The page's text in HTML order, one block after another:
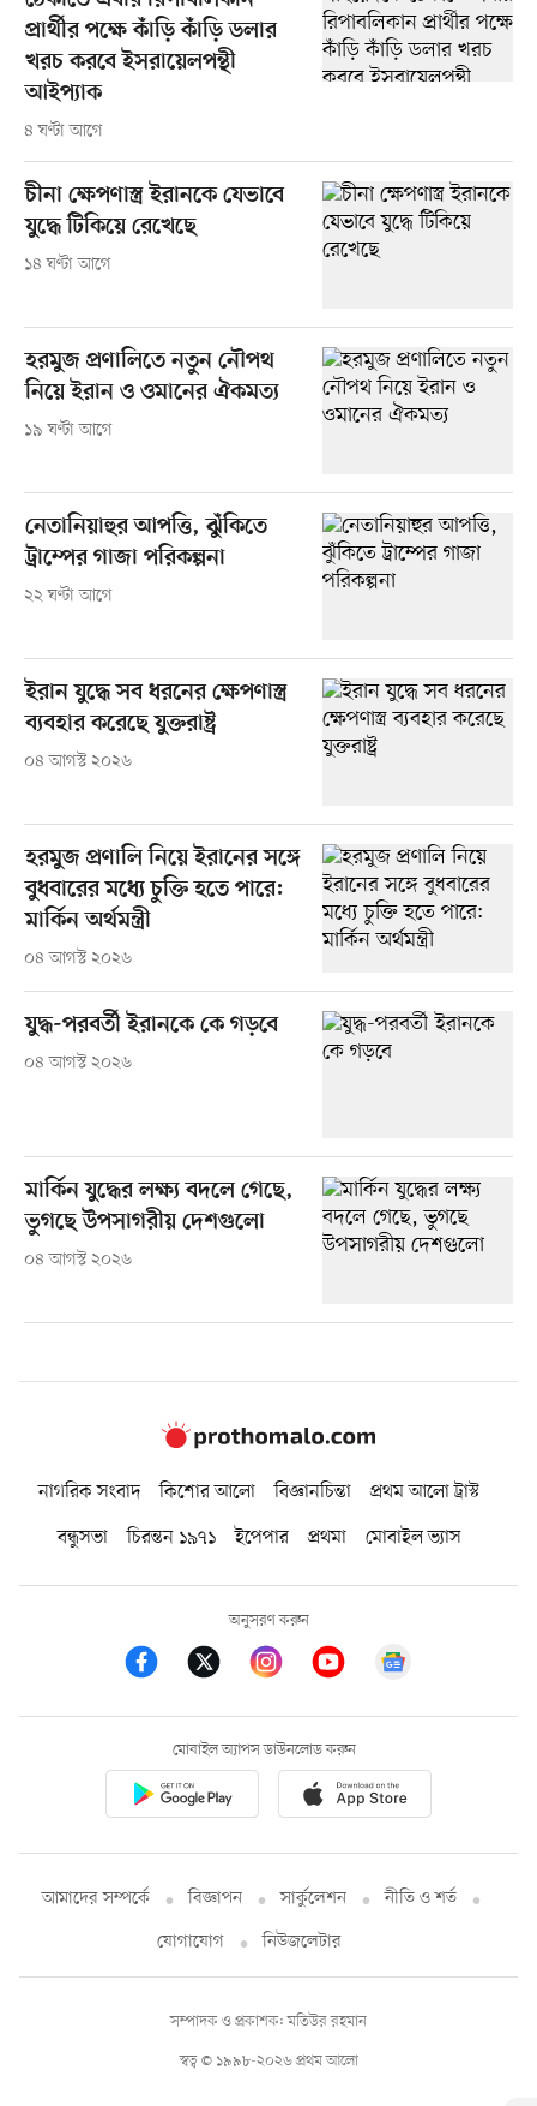
প্রার্থীর পক্ষে কাঁড়ি কাঁড়ি ডলার
খরচ করবে ইসরায়েলপন্থী
আইপ্যাক
৪ ঘণ্টা আগে
চীনা ক্ষেপণাস্ত্র ইরানকে যেভাবে
যুদ্ধে টিকিয়ে রেখেছে
১৪ ঘণ্টা আগে
হরমুজ প্রণালিতে নতুন নৌপথ
নিয়ে ইরান ও ওমানের ঐকমত্য
১৯ ঘণ্টা আগে
নেতানিয়াহুর আপত্তি, ঝুঁকিতে
ট্রাম্পের গাজা পরিকল্পনা
২২ ঘণ্টা আগে
ইরান যুদ্ধে সব ধরনের ক্ষেপণাস্ত্র
ব্যবহার করেছে যুক্তরাষ্ট্র
০৪ আগস্ট ২০২৬
হরমুজ প্রণালি নিয়ে ইরানের সঙ্গে
বুধবারের মধ্যে চুক্তি হতে পারে:
মার্কিন অর্থমন্ত্রী
০৪ আগস্ট ২০২৬
যুদ্ধ-পরবর্তী ইরানকে কে গড়বে
০৪ আগস্ট ২০২৬
মার্কিন যুদ্ধের লক্ষ্য বদলে গেছে,
ভুগছে উপসাগরীয় দেশগুলো
০৪ আগস্ট ২০২৬
নাগরিক সংবাদ কিশোর আলো বিজ্ঞানচিন্তা
প্রথম আলো ট্রাস্ট
বন্ধুসভা
চিরন্তন ১৯৭১ ইপেপার প্রথমা মোবাইল ভ্যাস
অনুসরণ করুন
মোবাইল অ্যাপস ডাউনলোড করুন
আমাদের সম্পর্কে বিজ্ঞাপন সার্কুলেশন
নীতি ও শর্ত
যোগাযোগ
নিউজলেটার
স্বত্ব © ১৯৯৮-২০২৬ প্রথম আলো
সম্পাদক ও প্রকাশক: মতিউর রহমান